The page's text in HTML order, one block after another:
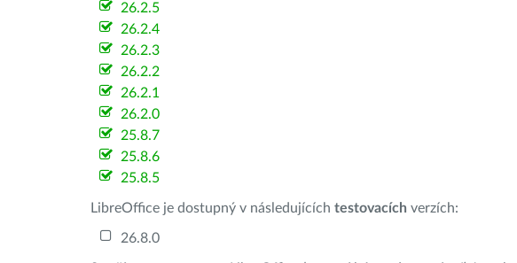
26.2.5
26.2.4
26.2.3
26.2.2
26.2.1
26.2.0
25.8.7
25.8.6
25.8.5
LibreOffice je dostupný v následujících testovacích verzích:
26.8.0